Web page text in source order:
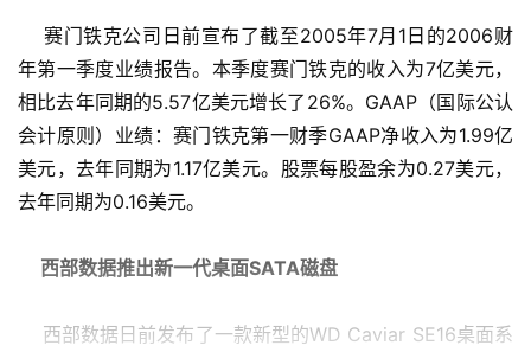
赛门铁克公司日前宣布了截至2005年7月1日的2006财
年第一季度业绩报告。本季度赛门铁克的收入为7亿美元，
相比去年同期的5.57亿美元增长了26%。GAAP（国际公认
会计原则）业绩：赛门铁克第一财季GAAP净收入为1.99亿
美元，去年同期为1.17亿美元。股票每股盈余为0.27美元，
去年同期为0.16美元。
西部数据推出新一代桌面SATA磁盘
西部数据日前发布了一款新型的WD Caviar SE16桌面系